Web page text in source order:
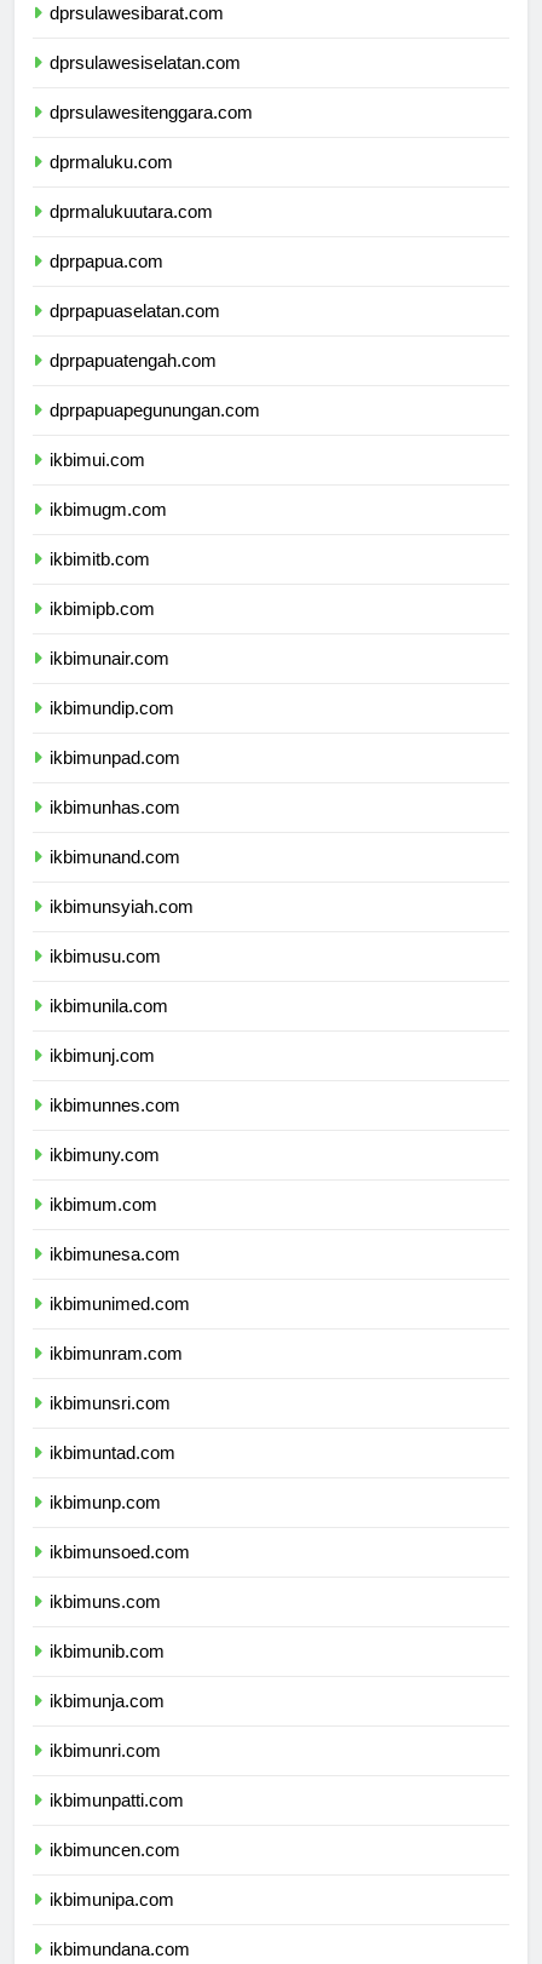
dprsulawesibarat.com
dprsulawesiselatan.com
dprsulawesitenggara.com
dprmaluku.com
dprmalukuutara.com
dprpapua.com
dprpapuaselatan.com
dprpapuatengah.com
dprpapuapegunungan.com
ikbimui.com
ikbimugm.com
ikbimitb.com
ikbimipb.com
ikbimunair.com
ikbimundip.com
ikbimunpad.com
ikbimunhas.com
ikbimunand.com
ikbimunsyiah.com
ikbimusu.com
ikbimunila.com
ikbimunj.com
ikbimunnes.com
ikbimuny.com
ikbimum.com
ikbimunesa.com
ikbimunimed.com
ikbimunram.com
ikbimunsri.com
ikbimuntad.com
ikbimunp.com
ikbimunsoed.com
ikbimuns.com
ikbimunib.com
ikbimunja.com
ikbimunri.com
ikbimunpatti.com
ikbimuncen.com
ikbimunipa.com
ikbimundana.com